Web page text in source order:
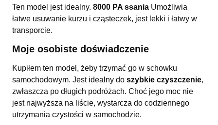
Ten model jest idealny. 8000 PA ssania Umożliwia
łatwe usuwanie kurzu i cząsteczek, jest lekki i łatwy w
transporcie.
Moje osobiste doświadczenie
Kupiłem ten model, żeby trzymać go w schowku
samochodowym. Jest idealny do szybkie czyszczenie,
zwłaszcza po długich podróżach. Choć jego moc nie
jest najwyższa na liście, wystarcza do codziennego
utrzymania czystości w samochodzie.